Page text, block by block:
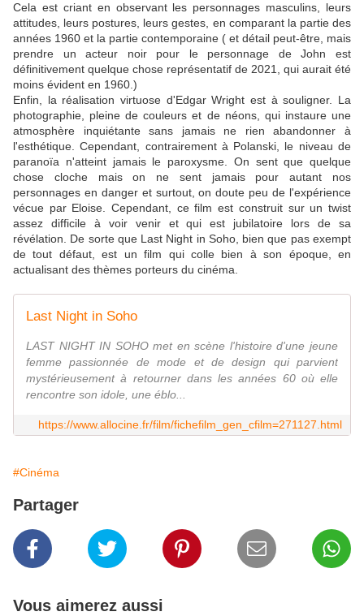
Cela est criant en observant les personnages masculins, leurs
attitudes, leurs postures, leurs gestes, en comparant la partie des
années 1960 et la partie contemporaine ( et détail peut-être, mais
prendre un acteur noir pour le personnage de John est
définitivement quelque chose représentatif de 2021, qui aurait été
moins évident en 1960.)
Enfin, la réalisation virtuose d'Edgar Wright est à souligner. La
photographie, pleine de couleurs et de néons, qui instaure une
atmosphère inquiétante sans jamais ne rien abandonner à
l'esthétique. Cependant, contrairement à Polanski, le niveau de
paranoïa n'atteint jamais le paroxysme. On sent que quelque
chose cloche mais on ne sent jamais pour autant nos
personnages en danger et surtout, on doute peu de l'expérience
vécue par Eloise. Cependant, ce film est construit sur un twist
assez difficile à voir venir et qui est jubilatoire lors de sa
révélation. De sorte que Last Night in Soho, bien que pas exempt
de tout défaut, est un film qui colle bien à son époque, en
actualisant des thèmes porteurs du cinéma.
Last Night in Soho
LAST NIGHT IN SOHO met en scène l'histoire d'une jeune
femme passionnée de mode et de design qui parvient
mystérieusement à retourner dans les années 60 où elle
rencontre son idole, une éblo...
https://www.allocine.fr/film/fichefilm_gen_cfilm=271127.html
#Cinéma
Partager
Vous aimerez aussi